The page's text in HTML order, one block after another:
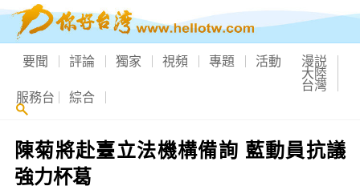
要聞 評論 獨家 視頻 專題 活動 漫説
大陸
台灣
服務台 綜合
陳菊將赴臺立法機構備詢 藍動員抗議
強力杯葛